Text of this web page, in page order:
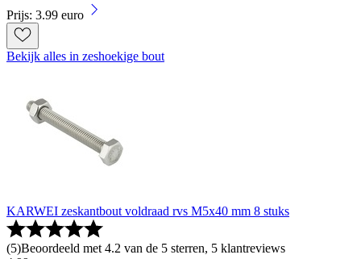
Prijs: 3.99 euro
Bekijk alles in zeshoekige bout
KARWEI zeskantbout voldraad rvs M5x40 mm 8 stuks
(5)Beoordeeld met 4.2 van de 5 sterren, 5 klantreviews